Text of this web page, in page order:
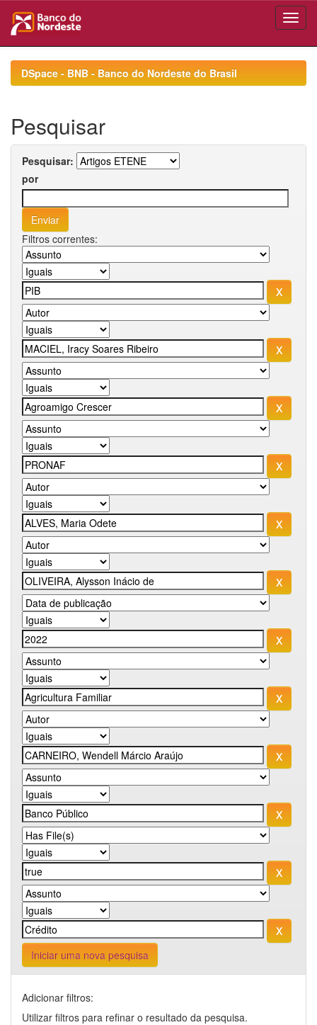
navigationDSpace - BNB - Banco do Nordeste do Brasil
Pesquisar
Pesquisar:
por
Filtros correntes:
Iniciar uma nova pesquisa
Adicionar filtros:
Utilizar filtros para refinar o resultado da pesquisa.